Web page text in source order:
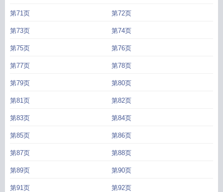
第71页 第72页
第73页 第74页
第75页 第76页
第77页 第78页
第79页 第80页
第81页 第82页
第83页 第84页
第85页 第86页
第87页 第88页
第89页 第90页
第91页 第92页